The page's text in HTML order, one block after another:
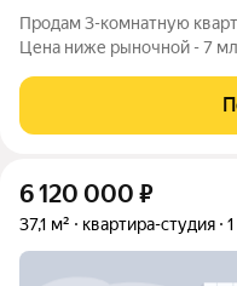
Продам 3-комнатную
Цена ниже рыночной - 7
выходят на обе стороны.
домом. Рядом школа 3,
6 120 000 ₽
37,1 м² квартира-студия